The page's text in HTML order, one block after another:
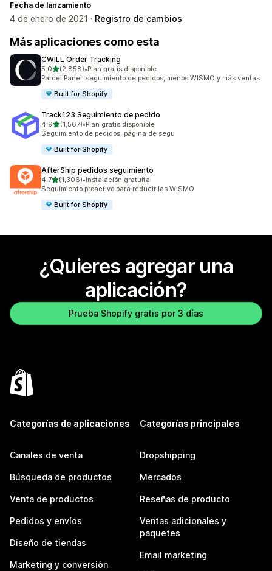
Fecha de lanzamiento
4 de enero de 2021 · Registro de cambios
Más aplicaciones como esta
CWILL Order Tracking
5.0de 5 estrellas
(2,858)
2858 reseñas en total
•Plan gratis disponible
Parcel Panel: seguimiento de pedidos, menos WISMO y más ventas
Built for Shopify
Track123 Seguimiento de pedido
4.9de 5 estrellas
(1,567)
1567 reseñas en total
•Plan gratis disponible
Seguimiento de pedidos, página de segu
Built for Shopify
AfterShip pedidos seguimiento
4.7de 5 estrellas
(1,306)
1306 reseñas en total
•Instalación gratuita
Seguimiento proactivo para reducir las WISMO
Built for Shopify
¿Quieres agregar una
aplicación?
Prueba Shopify gratis por 3 días
Categorías de aplicaciones
Canales de venta
Búsqueda de productos
Venta de productos
Pedidos y envíos
Diseño de tiendas
Marketing y conversión
Categorías principales
Dropshipping
Mercados
Reseñas de producto
Ventas adicionales y
paquetes
Email marketing